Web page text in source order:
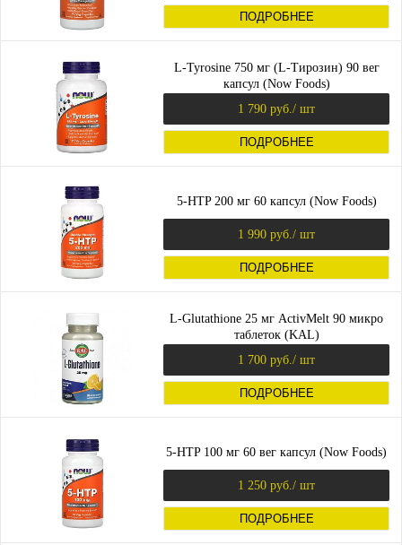
ПОДРОБНЕЕ
L-Tyrosine 750 мг (L-Тирозин) 90 вег
капсул (Now Foods)
1 790 руб. / шт
ПОДРОБНЕЕ
5-HTP 200 мг 60 капсул (Now Foods)
1 990 руб. / шт
ПОДРОБНЕЕ
L-Glutathione 25 мг ActivMelt 90 микро
таблеток (KAL)
1 700 руб. / шт
ПОДРОБНЕЕ
5-HTP 100 мг 60 вег капсул (Now Foods)
1 250 руб. / шт
ПОДРОБНЕЕ